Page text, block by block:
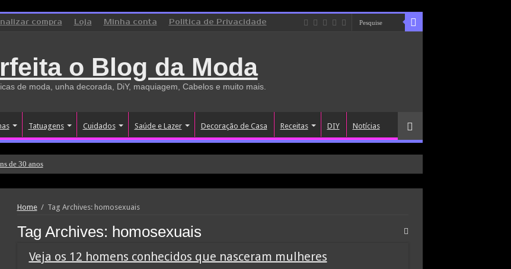
compra Loja Minha conta Politica de Privacidade
o Blog da Moda
de moda, unha decorada, DiY, maquiagem, Cabelos e muito mais.
Tatuagens Cuidados Saúde e Lazer Decoração de Casa Receitas DIY Notícias
de 30 anos
Home / Tag Archives: homosexuais
Tag Archives: homosexuais
Veja os 12 homens conhecidos que nasceram mulheres